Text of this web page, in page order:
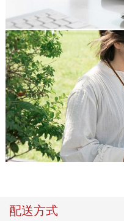
配送方式